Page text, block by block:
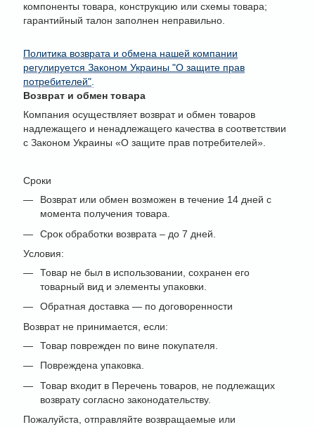
компоненты товара, конструкцию или схемы товара;
гарантийный талон заполнен неправильно.
Политика возврата и обмена нашей компании
регулируется Законом Украины "О защите прав
потребителей".
Возврат и обмен товара
Компания осуществляет возврат и обмен товаров
надлежащего и ненадлежащего качества в соответствии
с Законом Украины «О защите прав потребителей».
Сроки
Возврат или обмен возможен в течение 14 дней с
момента получения товара.
Срок обработки возврата – до 7 дней.
Условия:
Товар не был в использовании, сохранен его
товарный вид и элементы упаковки.
Обратная доставка — по договоренности
Возврат не принимается, если:
Товар поврежден по вине покупателя.
Повреждена упаковка.
Товар входит в Перечень товаров, не подлежащих
возврату согласно законодательству.
Пожалуйста, отправляйте возвращаемые или